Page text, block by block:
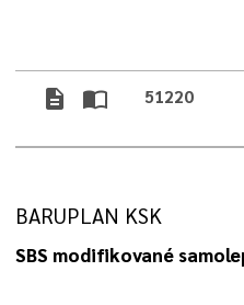
description import_contacts 51220
BARUPLAN KSK
SBS modifikované